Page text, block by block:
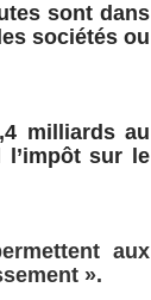
sont dans
sociétés ou
milliards au
sur le
aux
».